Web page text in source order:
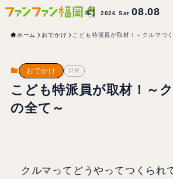
2026 Sat08.08
ホーム おでかけ こども特派員が取材！～クルマづ
おでかけ PR
こども特派員が取材！～
の全て～
クルマってどうやってつくられ